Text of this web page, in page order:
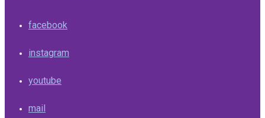
facebook
instagram
youtube
mail